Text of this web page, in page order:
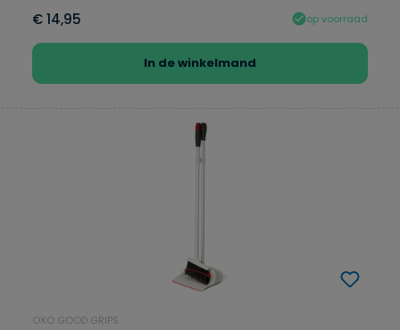
€ 14,95 op voorraad
In de winkelmand
OXO GOOD GRIPS